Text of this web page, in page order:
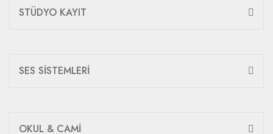
STÜDYO KAYIT
SES SİSTEMLERİ
OKUL & CAMİ